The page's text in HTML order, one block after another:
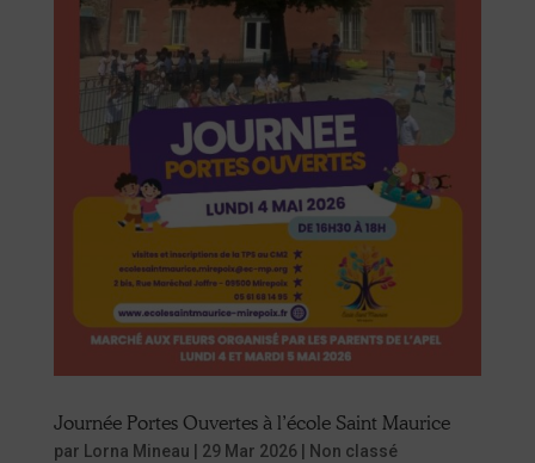
Journée Portes Ouvertes à l’école Saint Maurice
par Lorna Mineau 29 Mar 2026| Non classé